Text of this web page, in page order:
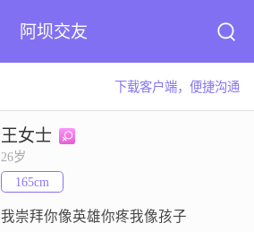
阿坝交友
下载客户端，便捷沟通
王女士
26岁
165cm
我崇拜你像英雄你疼我像孩子